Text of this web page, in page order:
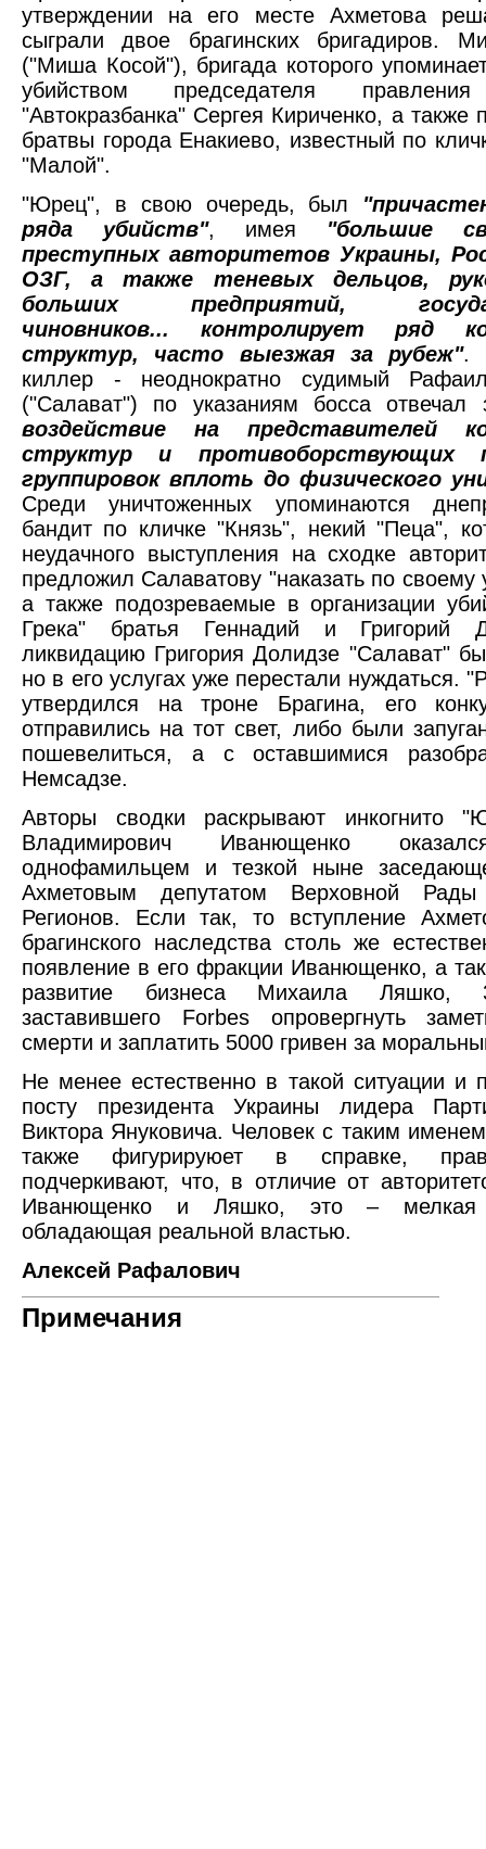
утверждении на его месте Ахметова
сыграли двое брагинских бригадиров.
("Миша Косой"), бригада которого
убийством председателя правления
"Автокразбанка" Сергея Кириченко, а также
братвы города Енакиево, известный по
"Малой".
"Юрец", в свою очередь, был
ряда убийств", имея
"большие
преступных авторитетов Украины,
ОЗГ, а также теневых дельцов,
больших предприятий,
чиновников... контролирует ряд
структур, часто выезжая за рубеж".
киллер - неоднократно судимый
("Салават") по указаниям босса
воздействие на представителей
структур и противоборствующих
группировок вплоть до физического
Среди уничтоженных упоминаются
бандит по кличке "Князь", некий "Пеца",
неудачного выступления на сходке
предложил Салаватову "наказать по своему
а также подозреваемые в организации
Грека" братья Геннадий и Григорий
ликвидацию Григория Долидзе "Салават"
но в его услугах уже перестали нуждаться.
утвердился на троне Брагина, его
отправились на тот свет, либо были
пошевелиться, а с оставшимися
Немсадзе.
Авторы сводки раскрывают инкогнито
Владимирович Иванющенко
однофамильцем и тезкой ныне
Ахметовым депутатом Верховной
Регионов. Если так, то вступление
брагинского наследства столь же
появление в его фракции Иванющенко, а
развитие бизнеса Михаила Ляшко,
заставившего Forbes опровергнуть
смерти и заплатить 5000 гривен за
Не менее естественно в такой ситуации и
посту президента Украины лидера
Виктора Януковича. Человек с таким
также фигурируюет в справке,
подчеркивают, что, в отличие от
Иванющенко и Ляшко, это –
обладающая реальной властью.
Алексей Рафалович
Примечания